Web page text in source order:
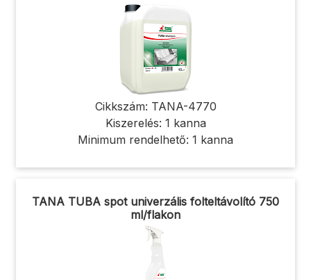
Cikkszám: TANA-4770
Kiszerelés: 1 kanna
Minimum rendelhető: 1 kanna
TANA TUBA spot univerzális folteltávolító 750
ml/flakon